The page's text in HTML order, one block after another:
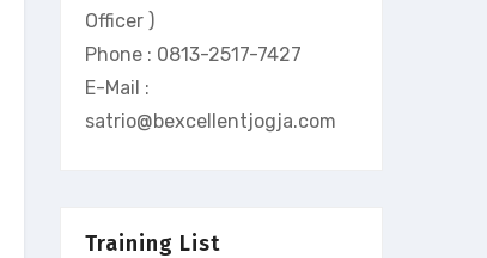
Officer )
Phone : 0813-2517-7427
E-Mail :
satrio@bexcellentjogja.com
Training List